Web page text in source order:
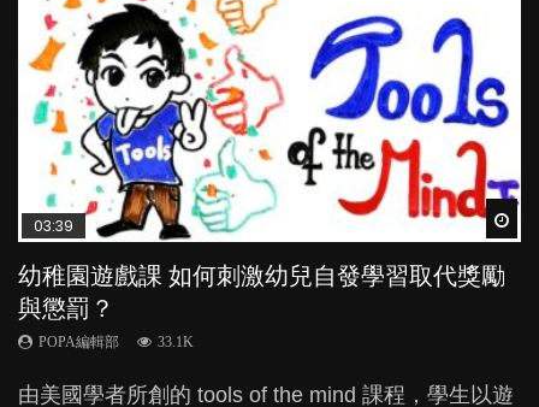
03:39
幼稚園遊戲課 如何刺激幼兒自發學習取代獎勵
與懲罰？
POPA編輯部 33.1K
由美國學者所創的 tools of the mind 課程，學生以遊
04:59
幼兒playgroup真係玩耍中學習？研究指BB 15個
月大前上堂不見效果
POPA編輯部 47.1K
現今小朋友的起跑線，愈推愈前。雖然政府並無官方
03:02
老公患產後憂鬱症對BB的影響
POPA編輯部
鬱，影響日常生活，嚴重的甚至會有自殺，或傷害小
04:06
全職好？在職好？｜全職媽媽與在職媽媽的壓
力與價值
POPA編輯部 25.8K
許多媽媽心底可能都有一刻掙扎過：究竟全職好，還
04:18
凡事以BB為中心，就係好爸媽？｜別忽視父母
的身心虛耗
POPA編輯部 31.5K
父母日夜無間、身心俱疲地照顧BB，如何做到正向